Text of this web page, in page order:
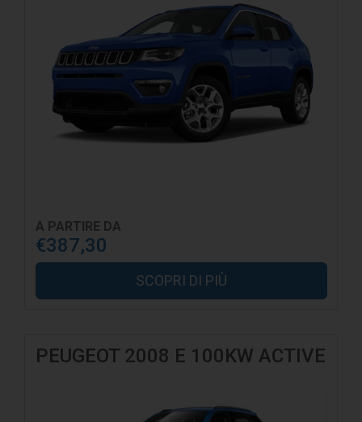
A PARTIRE DA
€387,30
SCOPRI DI PIÙ
PEUGEOT 2008 E 100KW ACTIVE